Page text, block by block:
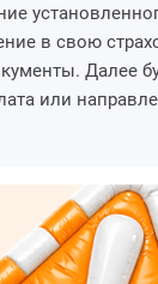
в свою
Далее
или